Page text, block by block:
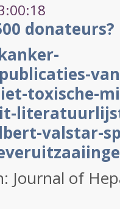
donateurs?
toxische-
valstar-
Journal of